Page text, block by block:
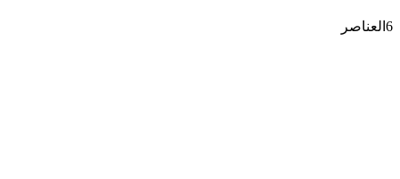
6 العناصر